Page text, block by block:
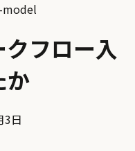
model
フロー入
か
3日